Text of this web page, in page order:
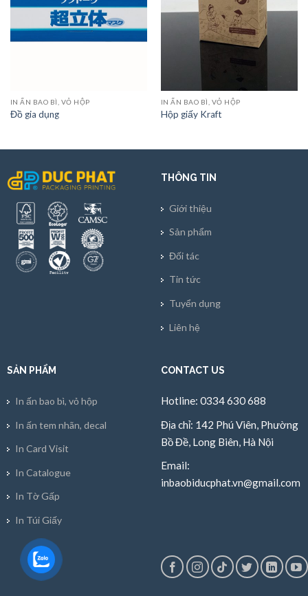
IN ẤN BAO BÌ, VỎ HỘP
Đồ gia dụng
IN ẤN BAO BÌ, VỎ HỘP
Hộp giấy Kraft
THÔNG TIN
Giới thiệu
Sản phẩm
Đối tác
Tin tức
Tuyển dụng
Liên hệ
SẢN PHẨM
In ấn bao bì, vỏ hộp
In ấn tem nhãn, decal
In Card Visit
In Catalogue
In Tờ Gấp
In Túi Giấy
CONTACT US
Hotline: 0334 630 688
Địa chỉ: 142 Phú Viên, Phường
Bồ Đề, Long Biên, Hà Nội
Email:
inbaobiducphat.vn@gmail.com